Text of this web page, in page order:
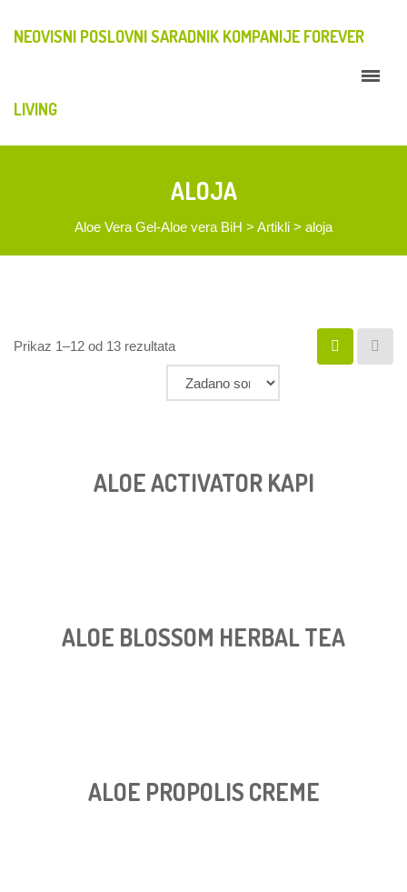
NEOVISNI POSLOVNI SARADNIK KOMPANIJE FOREVER
LIVING
ALOJA
Aloe Vera Gel-Aloe vera BiH > Artikli > aloja
Prikaz 1–12 od 13 rezultata
ALOE ACTIVATOR KAPI
ALOE BLOSSOM HERBAL TEA
ALOE PROPOLIS CREME